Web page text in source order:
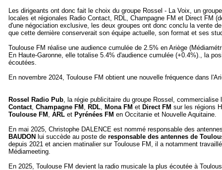
Les dirigeants ont donc fait le choix du groupe Rossel - La Voix, un
locales et régionales Radio Contact, RDL, Champagne FM et Direct FM
d'une négociation exclusive, les deux groupes ont donc conclu la vente
que cette dernière conserverait son équipe actuelle, son format et ses
Toulouse FM réalise une audience cumulée de 2.5% en Ariège
En Haute-Garonne, elle totalise 5.4% d'audience cumulée (+0.4%)., la
écoutées.
En novembre 2024, Toulouse FM obtient une nouvelle fréquence dans
Rossel Radio Pub, la régie publicitaire du groupe Rossel,
Contact, Champagne FM , RDL, Mona FM et Direct FM sur les régions
Toulouse FM , ARL et Pyrénées FM en Occitanie et Nouvelle Aquitaine.
En mai 2025, Christophe DALENCE est nommé responsable des
BAUDON lui succède au poste de responsable des antennes de
depuis 2021 et ancien matinalier sur Toulouse FM, il a notamment
Médiameeting.
En 2025, Toulouse FM devient la radio musicale la plus écoutée à